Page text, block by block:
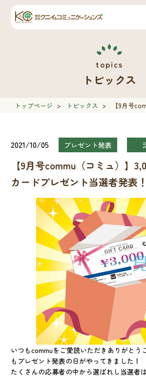
トピックス
トップページ > トピックス > 【9月号
2021/10/05 プレゼント発表
【9月号commu（コミュ）】
カードプレゼント当選者発表！
いつもcommuをご愛読いただきありがと
もプレゼント発表の日がやってきました！
たくさんの応募者の中から選ばれし当選者